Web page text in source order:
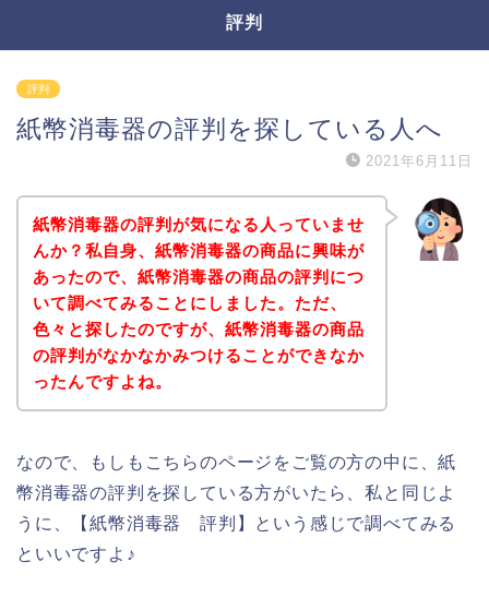
評判
評判
紙幣消毒器の評判を探している人へ
2021年6月11日
紙幣消毒器の評判が気になる人っていませ
んか？私自身、紙幣消毒器の商品に興味が
あったので、紙幣消毒器の商品の評判につ
いて調べてみることにしました。ただ、
色々と探したのですが、紙幣消毒器の商品
の評判がなかなかみつけることができなか
ったんですよね。
なので、もしもこちらのページをご覧の方の中に、紙
幣消毒器の評判を探している方がいたら、私と同じよ
うに、【紙幣消毒器 評判】という感じで調べてみる
といいですよ♪